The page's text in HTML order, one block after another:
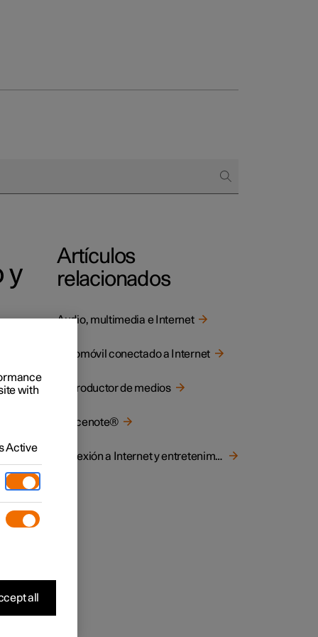
y
Ltd.
Artículos
relacionados
Audio, multimedia e Internet
Automóvil conectado a Internet
Reproductor de medios
Gracenote®
Conexión a Internet y entretenimiento
with
Active
all